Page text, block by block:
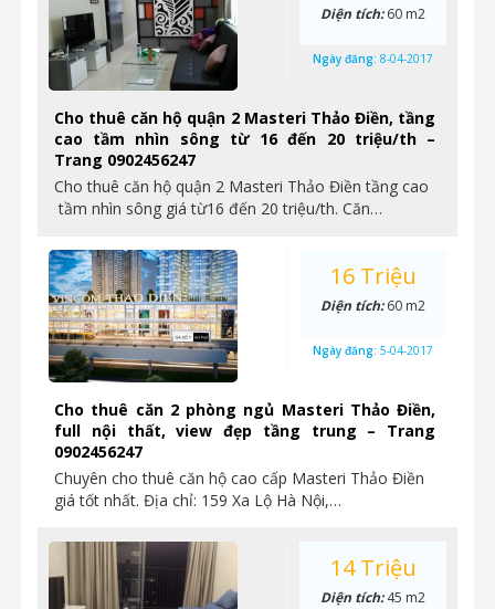
Cho thuê căn hộ quận 2 Masteri Thảo Điền, tầng
cao tầm nhìn sông từ 16 đến 20 triệu/th –
Trang 0902456247
Cho thuê căn hộ quận 2 Masteri Thảo Điền tầng cao
tầm nhìn sông giá từ16 đến 20 triệu/th. Căn…
Diện tích:60 m2
Ngày đăng: 8-04-2017
Cho thuê căn 2 phòng ngủ Masteri Thảo Điền,
full nội thất, view đẹp tầng trung – Trang
0902456247
Chuyên cho thuê căn hộ cao cấp Masteri Thảo Điền
giá tốt nhất. Địa chỉ: 159 Xa Lộ Hà Nội,…
16 Triệu
Diện tích:60 m2
Ngày đăng: 5-04-2017
14 Triệu
Diện tích:45 m2